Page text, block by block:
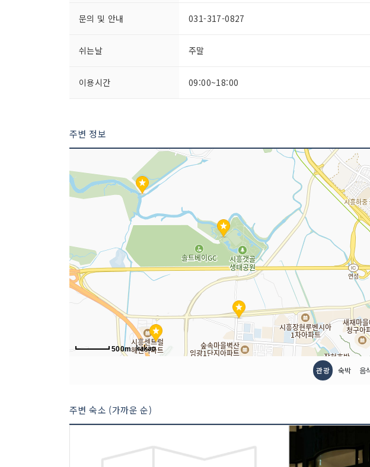
문의 및 안내 031-317-0827
쉬는날 주말
이용시간 09:00~18:00
주변 정보
500m
관광 숙박 음
주변 숙소 (가까운 순)